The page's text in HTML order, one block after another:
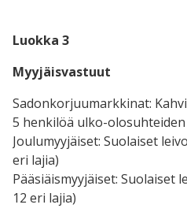
Luokka 3
Myyjäisvastuut
Sadonkorjuumarkkinat:
5 henkilöä ulko-
Joulumyyjäiset: Suolaiset
eri lajia)
Pääsiäismyyjäiset: Suolaiset
12 eri lajia)